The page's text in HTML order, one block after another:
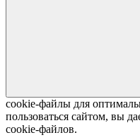
cookie-файлы для
пользоваться сайтом, вы
cookie-файлов.